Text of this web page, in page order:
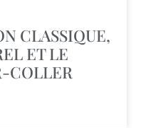
CLASSIQUE,
ET LE
COLLER